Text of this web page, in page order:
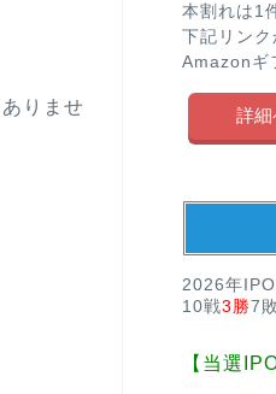
りませ
本割れは1
下記リン
Amazonギ
詳細
2026年IPO
10戦3勝7敗
【当選IPO